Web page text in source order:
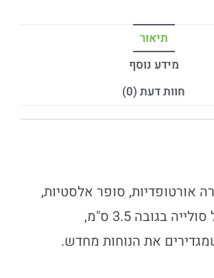
תיאור
מידע נוסף
חוות דעת (0)
אורטופדיות, סופר אלסטיות,
ירוק זית על סולייה בגובה 3.5 ס"מ,
את הנוחות מחדש.